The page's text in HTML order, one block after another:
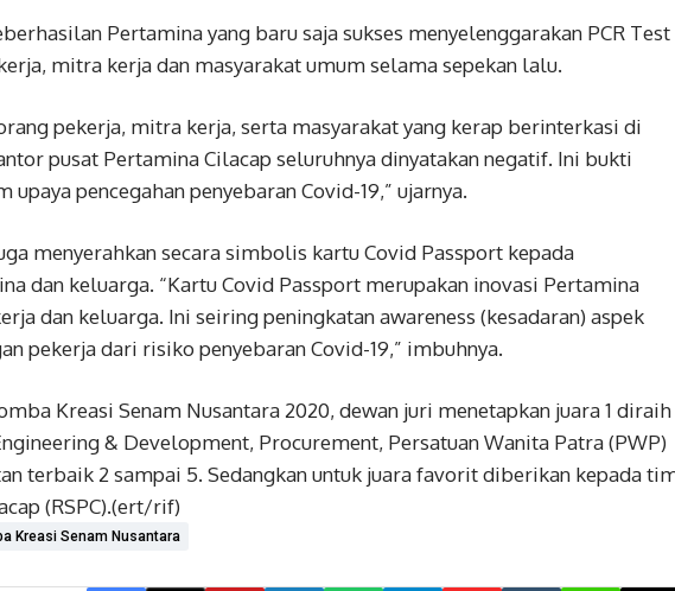
Pertamina yang baru saja sukses menyelenggarakan PCR Test
mitra kerja dan masyarakat umum selama sepekan lalu.
pekerja, mitra kerja, serta masyarakat yang kerap berinterkasi di
pusat Pertamina Cilacap seluruhnya dinyatakan negatif. Ini bukti
pencegahan penyebaran Covid-19,” ujarnya.
menyerahkan secara simbolis kartu Covid Passport kepada
dan keluarga. “Kartu Covid Passport merupakan inovasi Pertamina
dan keluarga. Ini seiring peningkatan awareness (kesadaran) aspek
pekerja dari risiko penyebaran Covid-19,” imbuhnya.
Kreasi Senam Nusantara 2020, dewan juri menetapkan juara 1 diraih
& Development, Procurement, Persatuan Wanita Patra (PWP)
terbaik 2 sampai 5. Sedangkan untuk juara favorit diberikan kepada
(RSPC).(ert/rif)
Kreasi Senam Nusantara